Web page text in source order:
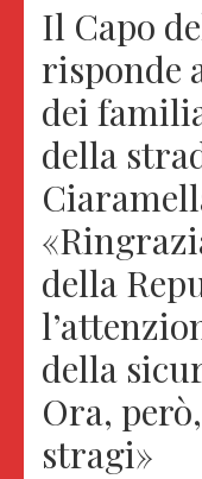
Il Capo
risponde
dei
della
della
della
Ora,
stragi»